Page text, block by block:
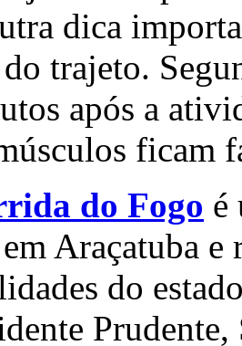
dica
trajeto.
após a
ficam
do Fogo é
Araçatuba e
do